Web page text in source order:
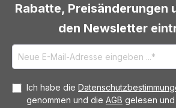
Rabatte, Preisänderungen
den Newsletter
Ich habe die
genommen und die AGB gelesen und